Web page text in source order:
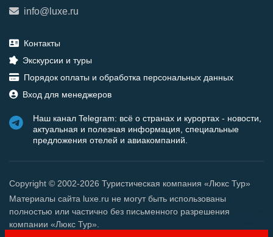
info@luxe.ru
Контакты
Экскурсии и туры
Порядок оплаты и обработка персональных данных
Вход для менеджеров
Наш канал Telegram: всё о странах и курортах - новости,
актуальная и полезная информация, специальные
предложения отелей и авиакомпаний.
Copyright © 2002-2026 Туристическая компания «Люкс Тур»
Материалы сайта luxe.ru не могут быть использованы
полностью или частично без письменного разрешения
компании «Люкс Тур».